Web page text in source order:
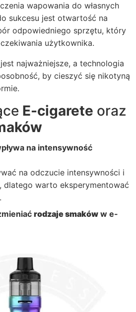
wapowania do własnych
sukcesu jest otwartość na
odpowiedniego sprzętu, który
użytkownika.
najważniejsze, a technologia
by cieszyć się nikotyną
E-cigarete oraz
na intensywność
na odczucie intensywności i
dlatego warto eksperymentować
rodzaje smaków w e-